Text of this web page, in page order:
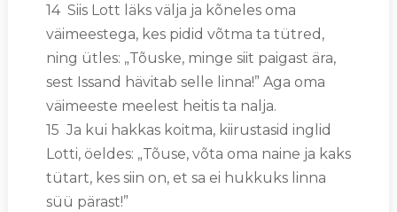
14 Siis Lott läks välja ja kõneles oma
väimeestega, kes pidid võtma ta tütred,
ning ütles: „Tõuske, minge siit paigast ära,
sest Issand hävitab selle linna!” Aga oma
väimeeste meelest heitis ta nalja.
15 Ja kui hakkas koitma, kiirustasid inglid
Lotti, öeldes: „Tõuse, võta oma naine ja kaks
tütart, kes siin on, et sa ei hukkuks linna
süü pärast!”